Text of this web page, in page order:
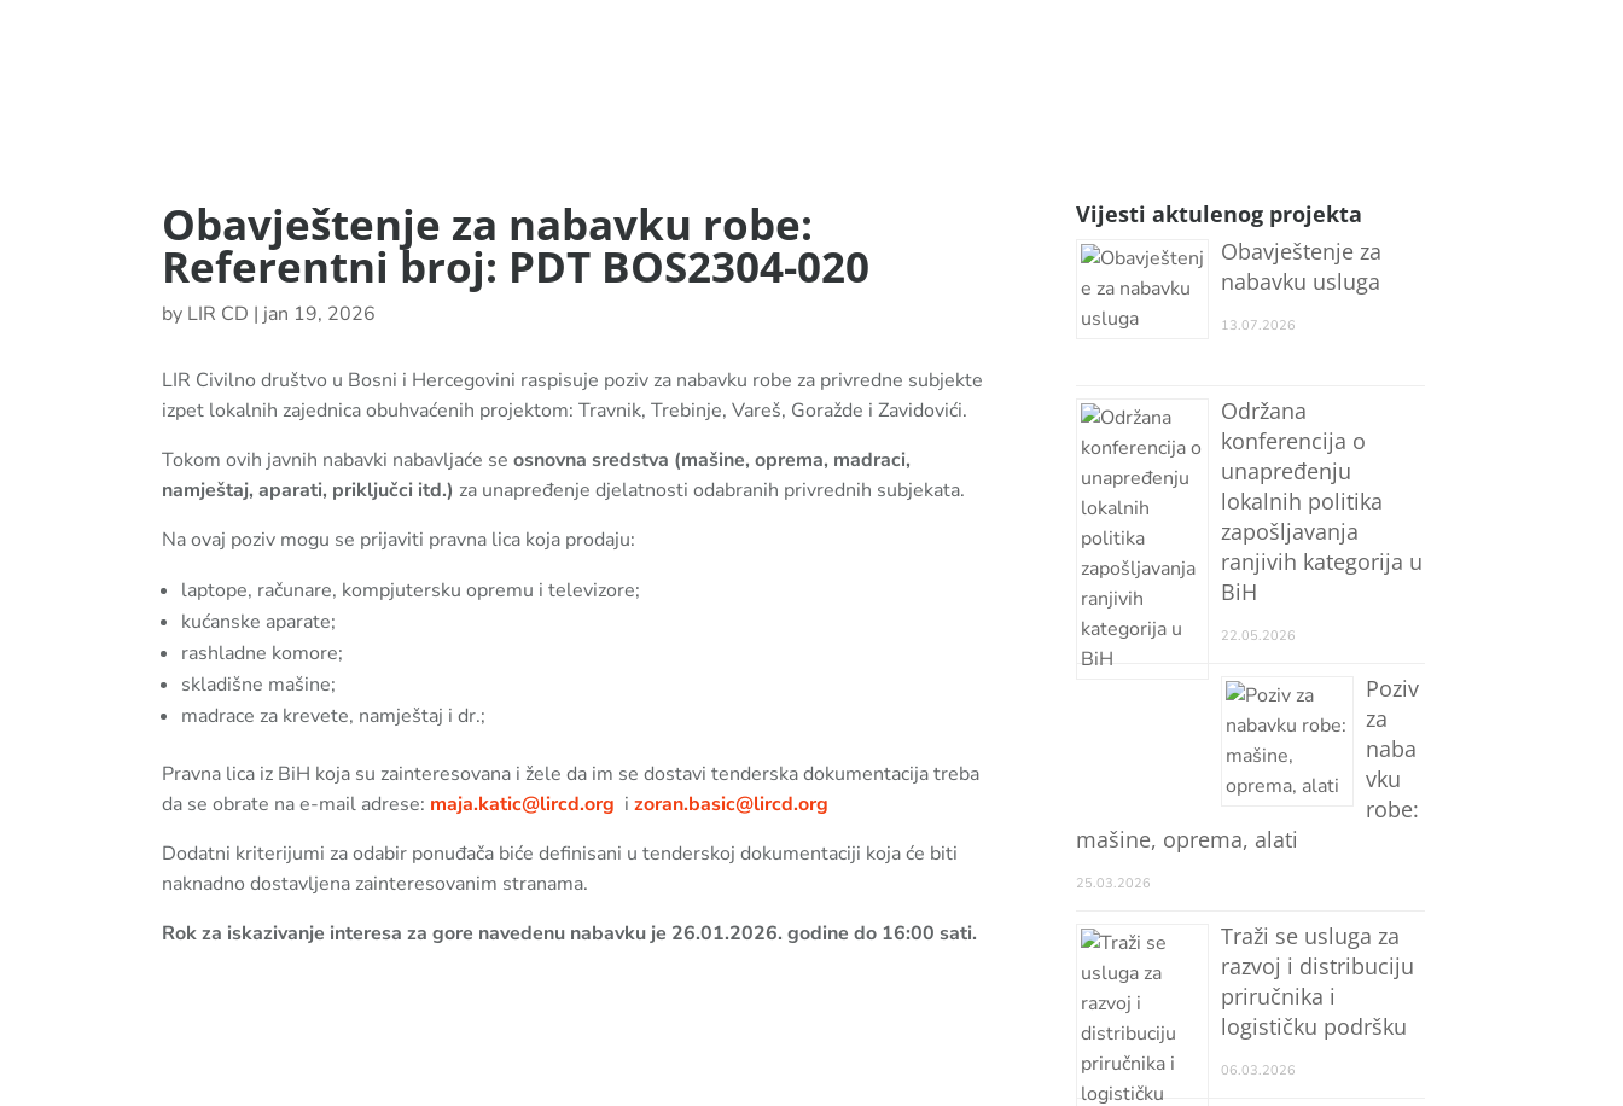
Obavještenje za nabavku robe:
Referentni broj: PDT BOS2304-020
by LIR CD | jan 19, 2026
LIR Civilno društvo u Bosni i Hercegovini raspisuje poziv za nabavku robe za privredne subjekte
izpet lokalnih zajednica obuhvaćenih projektom: Travnik, Trebinje, Vareš, Goražde i Zavidovići.
Tokom ovih javnih nabavki nabavljaće seosnovna sredstva (mašine, oprema, madraci,
namještaj, aparati, priključci itd.) za unapređenje djelatnosti odabranih privrednih subjekata.
Na ovaj poziv mogu se prijaviti pravna lica koja prodaju:
laptope, računare, kompjutersku opremu i televizore;
kućanske aparate;
rashladne komore;
skladišne mašine;
madrace za krevete, namještaj i dr.;
Pravna lica iz BiH koja su zainteresovana i žele da im se dostavi tenderska dokumentacija treba
da se obrate na e-mail adrese: maja.katic@lircd.org izoran.basic@lircd.org
Dodatni kriterijumi za odabir ponuđača biće definisani u tenderskoj dokumentaciji koja će biti
naknadno dostavljena zainteresovanim stranama.
Rok za iskazivanje interesa za gore navedenu nabavku je 26.01.2026. godine do 16:00 sati.
Vijesti aktulenog projekta
Obavještenje za
nabavku usluga
13.07.2026
Održana
konferencija o
unapređenju
lokalnih politika
zapošljavanja
ranjivih kategorija u
BiH
22.05.2026
Poziv
za
naba
vku
robe:
mašine, oprema, alati
25.03.2026
Traži se usluga za
razvoj i distribuciju
priručnika i
logističku podršku
06.03.2026